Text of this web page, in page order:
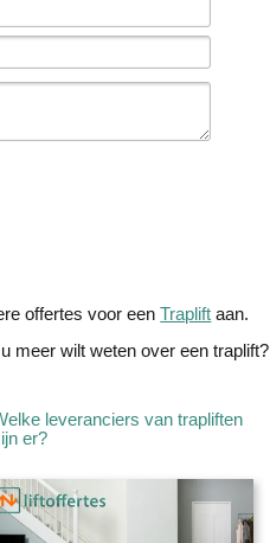
offertes voor eenTraplift aan.
meer wilt weten over een traplift?
leveranciers van trapliften
er?